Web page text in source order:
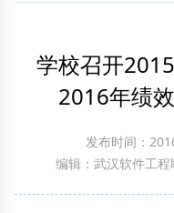
学校召开
2016年绩
发布时间：
编辑：武汉软件工